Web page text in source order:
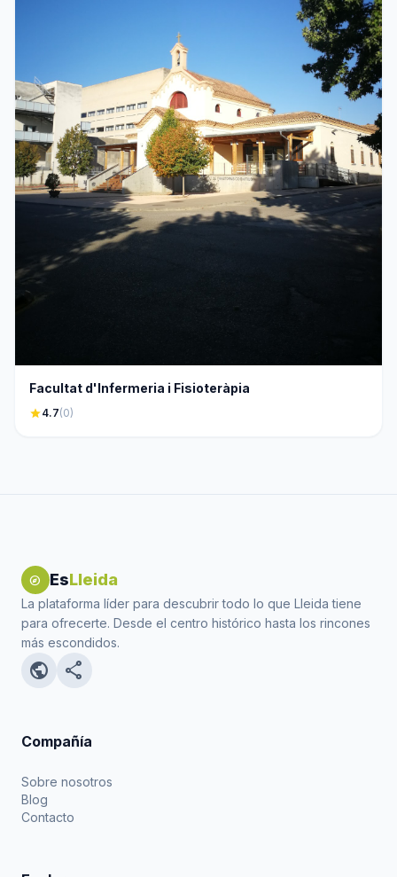
Facultat d'Infermeria i Fisioteràpia
star4.7(0)
explore EsLleida
La plataforma líder para descubrir todo lo que Lleida tiene
para ofrecerte. Desde el centro histórico hasta los rincones
más escondidos.
public share
Compañía
Sobre nosotros
Blog
Contacto